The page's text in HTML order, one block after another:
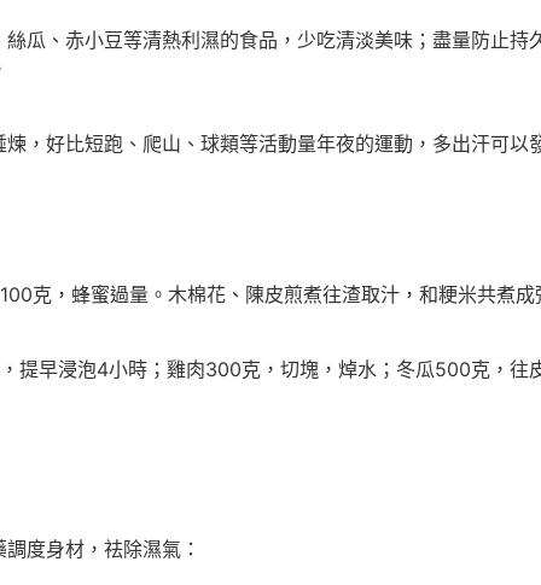
、赤小豆等清熱利濕的食品，少吃清淡美味；盡量防止持
好比短跑、爬山、球類等活動量年夜的運動，多出汗可以
，蜂蜜過量。木棉花、陳皮煎煮往渣取汁，和粳米共煮成
浸泡4小時；雞肉300克，切塊，焯水；冬瓜500克，往
度身材，祛除濕氣：